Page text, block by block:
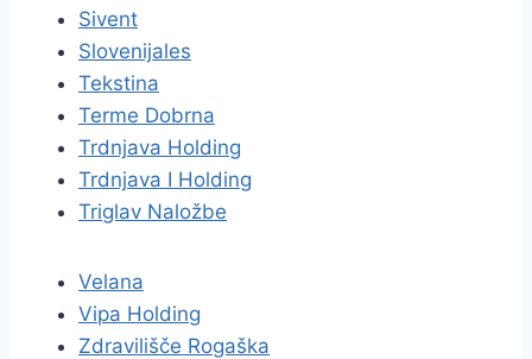
Sivent
Slovenijales
Tekstina
Terme Dobrna
Trdnjava Holding
Trdnjava I Holding
Triglav Naložbe
Velana
Vipa Holding
Zdravilišče Rogaška